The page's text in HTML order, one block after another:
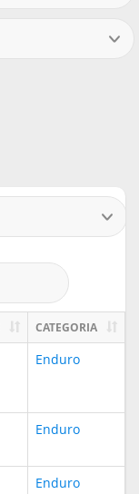
CATEGORIA
Enduro
Enduro
Enduro